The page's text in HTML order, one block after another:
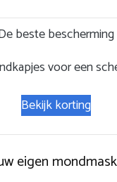
beste bescherming
voor een
Bekijk korting
eigen